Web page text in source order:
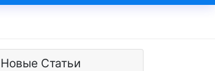
Новые Статьи